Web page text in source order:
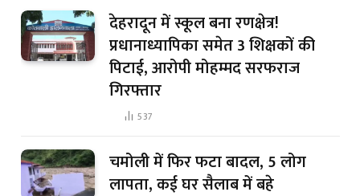
देहरादून में स्कूल बना रणक्षेत्र!
प्रधानाध्यापिका समेत 3 शिक्षकों की
पिटाई, आरोपी मोहम्मद सरफराज
गिरफ्तार
537
चमोली में फिर फटा बादल, 5 लोग
लापता, कई घर सैलाब में बहे